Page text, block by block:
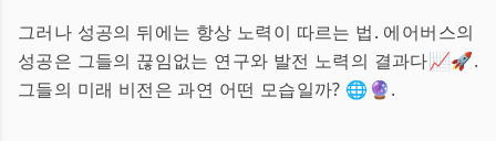
그러나 성공의 뒤에는 항상 노력이 따르는 법. 에어버스의
성공은 그들의 끊임없는 연구와 발전 노력의 결과다📈🚀.
그들의 미래 비전은 과연 어떤 모습일까? 🌐🔮.